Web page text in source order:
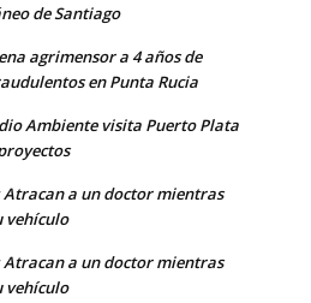
de Santiago
agrimensor a 4 años de
en Punta Rucia
Ambiente visita Puerto Plata
Atracan a un doctor mientras
vehículo
Atracan a un doctor mientras
vehículo